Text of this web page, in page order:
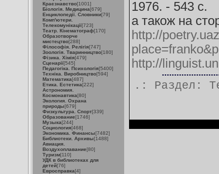
Краєзнавство[1001]
Біологія. Медицина[679]
Енциклопедії. Словники[79]
Комп'ютери.
Телекомунікації[723]
Театр. Кінематограф[170]
Образотворче
мистецтво[288]
Філософія. Релігія[747]
Зоологія. Тваринництво[180]
Фізика. Хімія[479]
Сценарії[545]
Педагогіка. Психологія[5400]
Техніка. Виробництво[594]
Математика[487]
Етика. Естетика[222]
Астрономия.
Космонавтика[80]
Экология. Охрана
природы[679]
Физкультура. Спорт[339]
Образование[1746]
Музыка[244]
Социология[468]
Экономика. Финансы[7482]
Библиотеки. Архивы[1488]
Авиация.
Воздухоплавание[80]
Туризм[110]
УДК в библиотеках для
детей[76]
Евросправка[4]
1976. - 543 с.
а також на
http://
http://
.: Раздел: